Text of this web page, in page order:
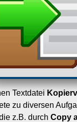
Textdatei
zu diversen
z.B. durchCopy